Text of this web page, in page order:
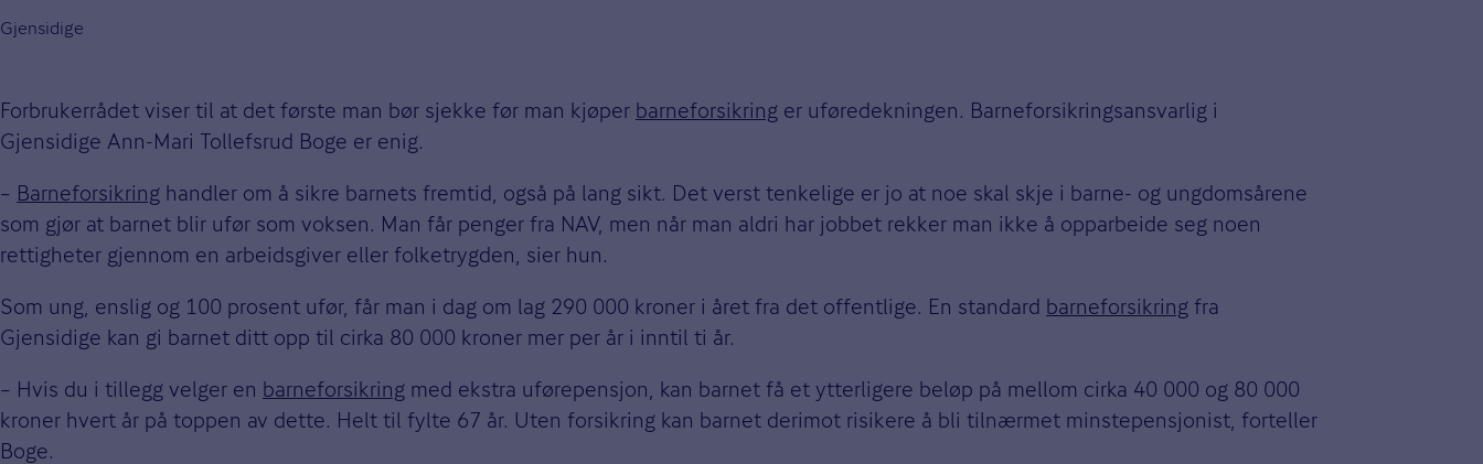
Gjensidige
Forbrukerrådet viser til at det første man bør sjekke før man kjøper barneforsikring er uføredekningen. Barneforsikringsansvarlig i
Gjensidige Ann-Mari Tollefsrud Boge er enig.
– Barneforsikring handler om å sikre barnets fremtid, også på lang sikt. Det verst tenkelige er jo at noe skal skje i barne- og ungdomsårene
som gjør at barnet blir ufør som voksen. Man får penger fra NAV, men når man aldri har jobbet rekker man ikke å opparbeide seg noen
rettigheter gjennom en arbeidsgiver eller folketrygden, sier hun.
Som ung, enslig og 100 prosent ufør, får man i dag om lag 290 000 kroner i året fra det offentlige. En standard barneforsikring fra
Gjensidige kan gi barnet ditt opp til cirka 80 000 kroner mer per år i inntil ti år.
– Hvis du i tillegg velger en barneforsikring med ekstra uførepensjon, kan barnet få et ytterligere beløp på mellom cirka 40 000 og 80 000
kroner hvert år på toppen av dette. Helt til fylte 67 år. Uten forsikring kan barnet derimot risikere å bli tilnærmet minstepensjonist, forteller
Boge.